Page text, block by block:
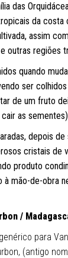
das
da costa
assim
outras regiões
quando
ser
de um fruto
as
depois de
cristais de
produto
à mão-de-obra
/
para
(antigo